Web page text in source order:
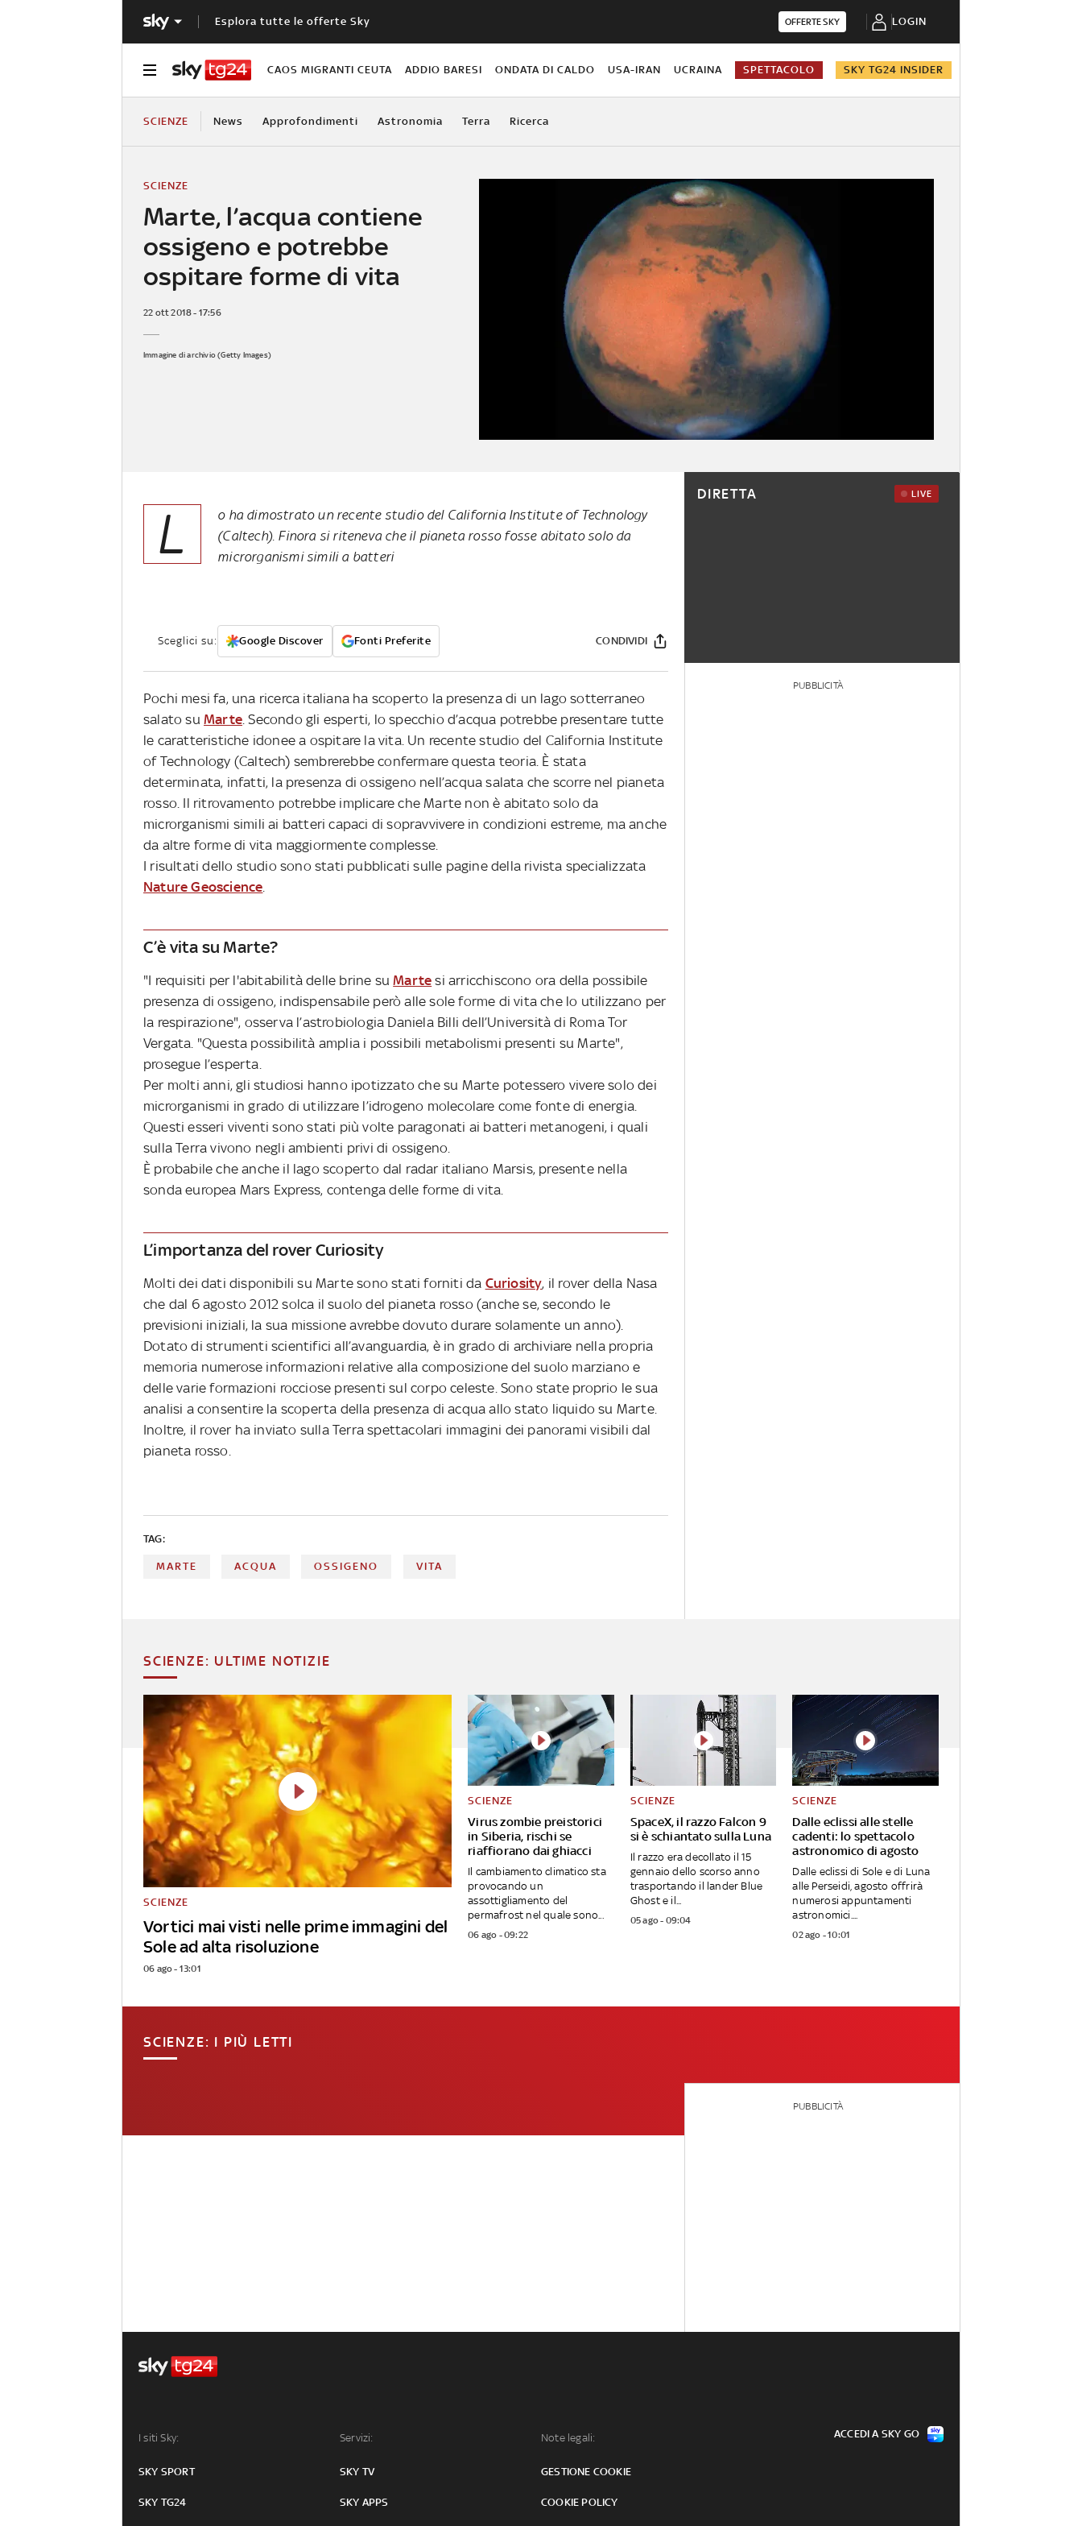
Esplora tutte le offerte Sky OFFERTE SKY LOGIN
CAOS MIGRANTI CEUTA ADDIO BARESI ONDATA DI CALDO USA-IRAN UCRAINA SPETTACOLO SKY TG24 INSIDER
SCIENZE News Approfondimenti Astronomia Terra Ricerca
Marte, l’acqua contiene
ossigeno e potrebbe
ospitare forme di vita
SCIENZE
22 ott 2018 - 17:56
Immagine di archivio (Getty Images)
L
o ha dimostrato un recente studio del California Institute of Technology
(Caltech). Finora si riteneva che il pianeta rosso fosse abitato solo da
microrganismi simili a batteri
Sceglici su: Google Discover Fonti Preferite CONDIVIDI
Pochi mesi fa, una ricerca italiana ha scoperto la presenza di un lago sotterraneo
salato su Marte. Secondo gli esperti, lo specchio d’acqua potrebbe presentare tutte
le caratteristiche idonee a ospitare la vita. Un recente studio del California Institute
of Technology (Caltech) sembrerebbe confermare questa teoria. È stata
determinata, infatti, la presenza di ossigeno nell’acqua salata che scorre nel pianeta
rosso. Il ritrovamento potrebbe implicare che Marte non è abitato solo da
microrganismi simili ai batteri capaci di sopravvivere in condizioni estreme, ma anche
da altre forme di vita maggiormente complesse.
I risultati dello studio sono stati pubblicati sulle pagine della rivista specializzata
Nature Geoscience.
C’è vita su Marte?
"I requisiti per l'abitabilità delle brine suMarte si arricchiscono ora della possibile
presenza di ossigeno, indispensabile però alle sole forme di vita che lo utilizzano per
la respirazione", osserva l’astrobiologia Daniela Billi dell’Università di Roma Tor
Vergata. "Questa possibilità amplia i possibili metabolismi presenti su Marte",
prosegue l’esperta.
Per molti anni, gli studiosi hanno ipotizzato che su Marte potessero vivere solo dei
microrganismi in grado di utilizzare l’idrogeno molecolare come fonte di energia.
Questi esseri viventi sono stati più volte paragonati ai batteri metanogeni, i quali
sulla Terra vivono negli ambienti privi di ossigeno.
È probabile che anche il lago scoperto dal radar italiano Marsis, presente nella
sonda europea Mars Express, contenga delle forme di vita.
L’importanza del rover Curiosity
Molti dei dati disponibili su Marte sono stati forniti da Curiosity, il rover della Nasa
che dal 6 agosto 2012 solca il suolo del pianeta rosso (anche se, secondo le
previsioni iniziali, la sua missione avrebbe dovuto durare solamente un anno).
Dotato di strumenti scientifici all’avanguardia, è in grado di archiviare nella propria
memoria numerose informazioni relative alla composizione del suolo marziano e
delle varie formazioni rocciose presenti sul corpo celeste. Sono state proprio le sua
analisi a consentire la scoperta della presenza di acqua allo stato liquido su Marte.
Inoltre, il rover ha inviato sulla Terra spettacolari immagini dei panorami visibili dal
pianeta rosso.
TAG:
MARTE ACQUA OSSIGENO VITA
DIRETTA LIVE
PUBBLICITÀ
SCIENZE: ULTIME NOTIZIE
Vortici mai visti nelle prime immagini del
Sole ad alta risoluzione
SCIENZE
06 ago - 13:01
Virus zombie preistorici
in Siberia, rischi se
riaffiorano dai ghiacci
SCIENZE
Il cambiamento climatico sta
provocando un
assottigliamento del
permafrost nel quale sono...
06 ago - 09:22
SpaceX, il razzo Falcon 9
si è schiantato sulla Luna
SCIENZE
Il razzo era decollato il 15
gennaio dello scorso anno
trasportando il lander Blue
Ghost e il...
05 ago - 09:04
Dalle eclissi alle stelle
cadenti: lo spettacolo
astronomico di agosto
SCIENZE
Dalle eclissi di Sole e di Luna
alle Perseidi, agosto offrirà
numerosi appuntamenti
astronomici....
02 ago - 10:01
SCIENZE: I PIÙ LETTI
PUBBLICITÀ
I siti Sky:
SKY SPORT
SKY TG24
Servizi:
SKY TV
SKY APPS
Note legali:
GESTIONE COOKIE
COOKIE POLICY
ACCEDI A SKY GO